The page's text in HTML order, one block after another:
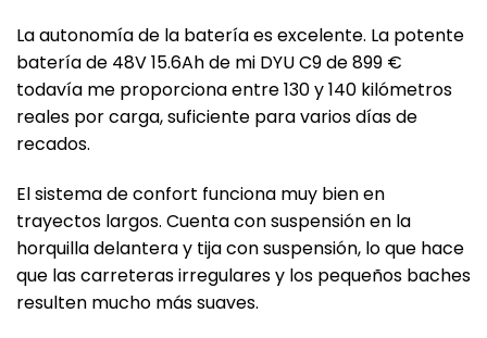
La autonomía de la batería es excelente. La potente
batería de 48V 15.6Ah de mi DYU C9 de 899 €
todavía me proporciona entre 130 y 140 kilómetros
reales por carga, suficiente para varios días de
recados.
El sistema de confort funciona muy bien en
trayectos largos. Cuenta con suspensión en la
horquilla delantera y tija con suspensión, lo que hace
que las carreteras irregulares y los pequeños baches
resulten mucho más suaves.